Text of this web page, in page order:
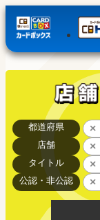
都道府県
店舗
タイトル
公認・非公認